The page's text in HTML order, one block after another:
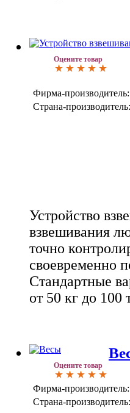
Оцените товар
Фирма-производитель:
Страна-производитель:
Устройство
взвешивания
точно
своевременно
Стандартные
от 50 кг до 100
Оцените товар
Фирма-производитель:
Страна-производитель: